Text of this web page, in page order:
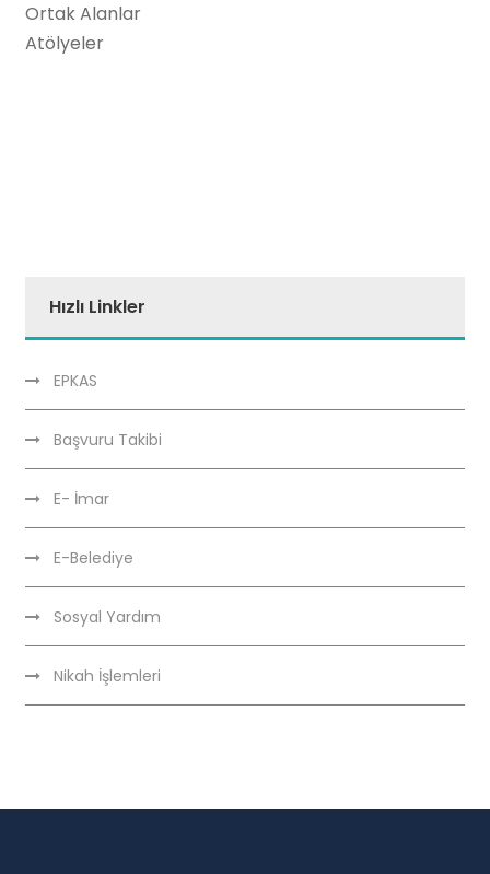
Ortak Alanlar
Atölyeler
Hızlı Linkler
EPKAS
Başvuru Takibi
E- İmar
E-Belediye
Sosyal Yardım
Nikah İşlemleri